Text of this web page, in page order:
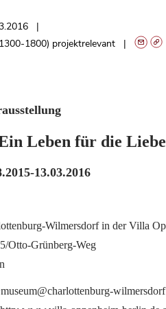
1800) projektrelevant
Leben für die
13.03.2016
Wilmersdorf in der Villa
Otto-Grünberg-Weg